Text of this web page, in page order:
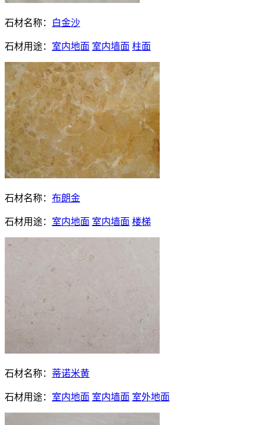
石材名称： 白金沙
石材用途： 室内地面 室内墙面 柱面
石材名称： 布朗金
石材用途： 室内地面 室内墙面 楼梯
石材名称： 蒂诺米黄
石材用途： 室内地面 室内墙面 室外地面